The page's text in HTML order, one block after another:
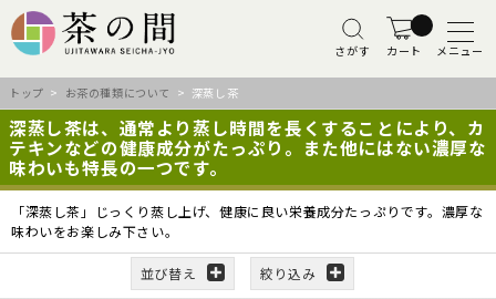
さがす カート メニュー
トップ > お茶の種類について > 深蒸し茶
深蒸し茶は、通常より蒸し時間を長くすることにより、カ
テキンなどの健康成分がたっぷり。また他にはない濃厚な
味わいも特長の一つです。
「深蒸し茶」じっくり蒸し上げ、健康に良い栄養成分たっぷりです。濃厚な
味わいをお楽しみ下さい。
並び替え 絞り込み